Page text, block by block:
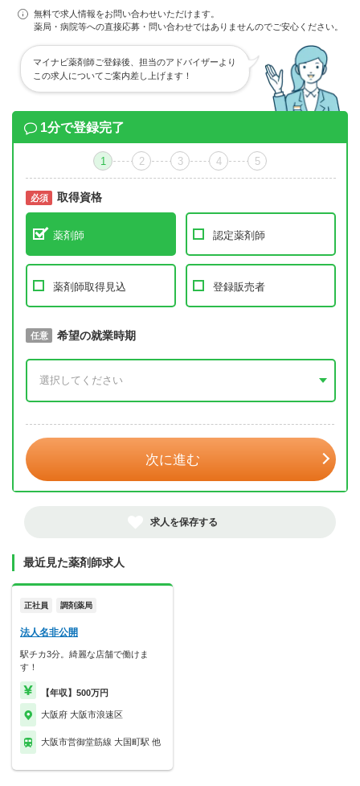
無料で求人情報をお問い合わせいただけます。
薬局・病院等への直接応募・問い合わせではありませんのでご安心ください。
マイナビ薬剤師ご登録後、担当のアドバイザーより
この求人についてご案内差し上げます！
1分で登録完了
1 2 3 4 5
必須 取得資格
薬剤師 認定薬剤師
薬剤師取得見込 登録販売者
必須 取得予定年
任意 希望の就業時期
次に進む
求人を保存する
最近見た薬剤師求人
正社員 調剤薬局
法人名非公開
駅チカ3分。綺麗な店舗で働けま
す！
【年収】500万円
大阪府 大阪市浪速区
大阪市営御堂筋線 大国町駅 他